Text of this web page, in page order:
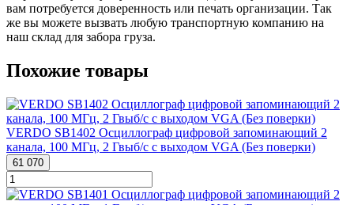
вам потребуется доверенность или печать организации. Так
же вы можете вызвать любую транспортную компанию на
наш склад для забора груза.
Похожие товары
VERDO SB1402 Осциллограф цифровой запоминающий 2
канала, 100 МГц, 2 Гвыб/с с выходом VGA (Без поверки)
61 070